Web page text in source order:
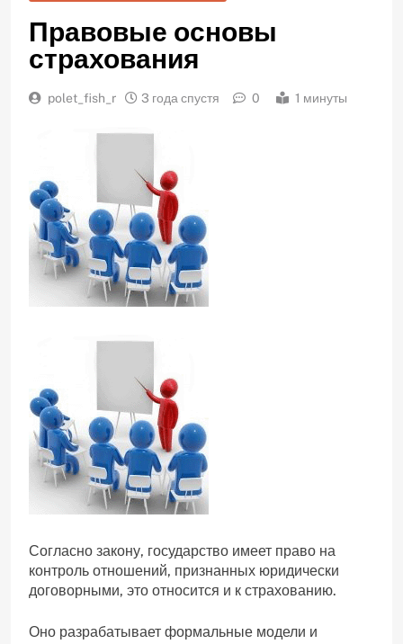
Правовые основы
страхования
polet_fish_r 3 года спустя 0 1 минуты
Согласно закону, государство имеет право на
контроль отношений, признанных юридически
договорными, это относится и к страхованию.
Оно разрабатывает формальные модели и